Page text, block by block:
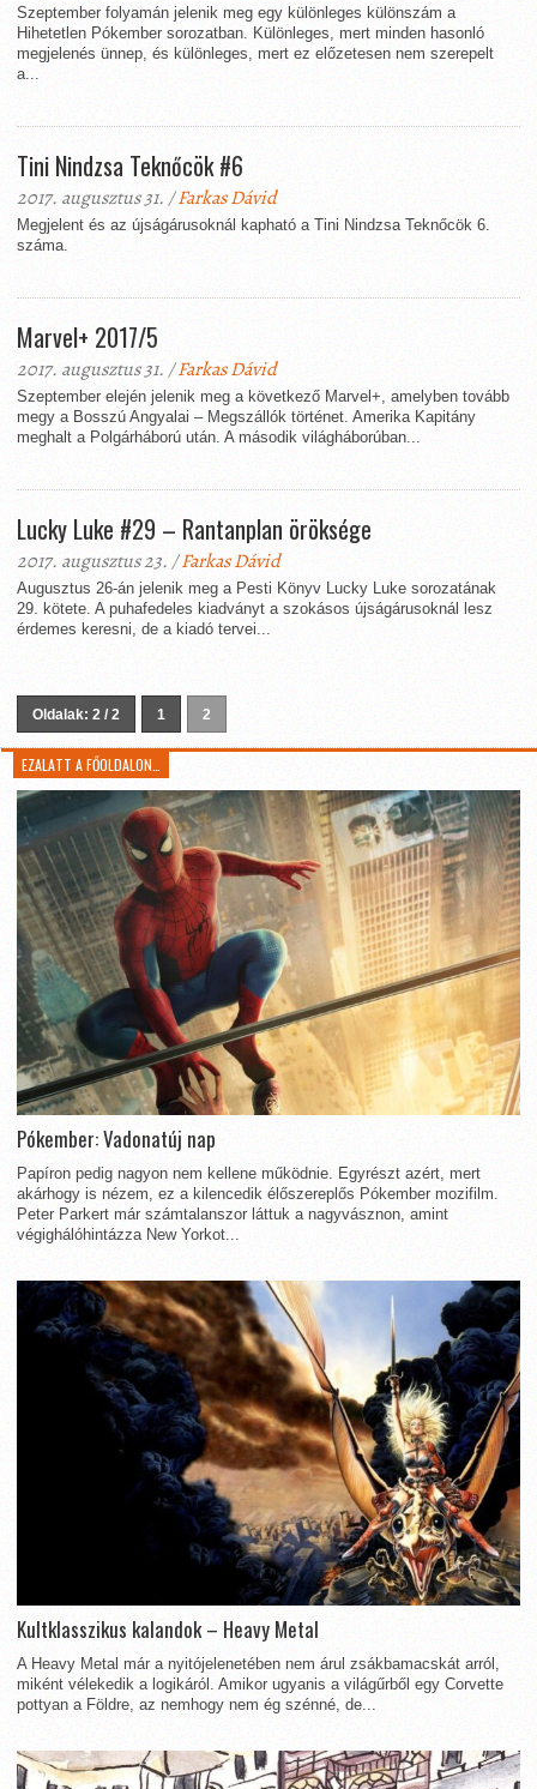
Szeptember folyamán jelenik meg egy különleges különszám a
Hihetetlen Pókember sorozatban. Különleges, mert minden hasonló
megjelenés ünnep, és különleges, mert ez előzetesen nem szerepelt
a...
Tini Nindzsa Teknőcök #6
2017. augusztus 31. /Farkas Dávid
Megjelent és az újságárusoknál kapható a Tini Nindzsa Teknőcök 6.
száma.
Marvel+ 2017/5
2017. augusztus 31. /Farkas Dávid
Szeptember elején jelenik meg a következő Marvel+, amelyben tovább
megy a Bosszú Angyalai – Megszállók történet. Amerika Kapitány
meghalt a Polgárháború után. A második világháborúban...
Lucky Luke #29 – Rantanplan öröksége
2017. augusztus 23. /Farkas Dávid
Augusztus 26-án jelenik meg a Pesti Könyv Lucky Luke sorozatának
29. kötete. A puhafedeles kiadványt a szokásos újságárusoknál lesz
érdemes keresni, de a kiadó tervei...
Oldalak: 2 / 2 1 2
EZALATT A FŐOLDALON…
Pókember: Vadonatúj nap
Papíron pedig nagyon nem kellene működnie. Egyrészt azért, mert
akárhogy is nézem, ez a kilencedik élőszereplős Pókember mozifilm.
Peter Parkert már számtalanszor láttuk a nagyvásznon, amint
végighálóhintázza New Yorkot...
Kultklasszikus kalandok – Heavy Metal
A Heavy Metal már a nyitójelenetében nem árul zsákbamacskát arról,
miként vélekedik a logikáról. Amikor ugyanis a világűrből egy Corvette
pottyan a Földre, az nemhogy nem ég szénné, de...